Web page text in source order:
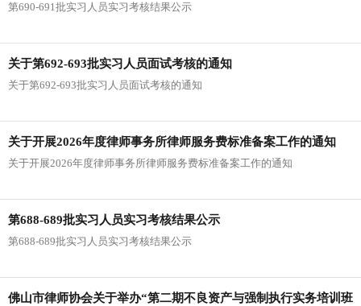
第690-691批实习人员实习考核结果公示
关于第692-693批实习人员面试考核的通知
关于第692-693批实习人员面试考核的通知
关于开展2026年度律师事务所律师服务费标准备案工作的通知
关于开展2026年度律师事务所律师服务费标准备案工作的通知
第688-689批实习人员实习考核结果公示
第688-689批实习人员实习考核结果公示
佛山市律师协会关于举办“第二期不良资产与强制执行实务培训班